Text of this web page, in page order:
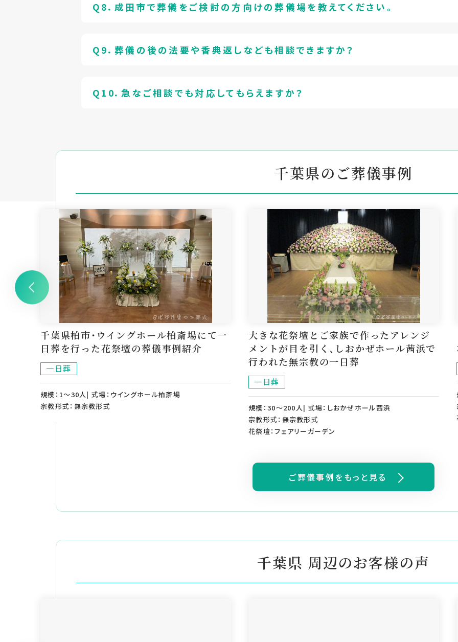
Q8．成田市で葬儀をご検討の方向けの葬儀場を教えてください。
Q9．葬儀の後の法要や香典返しなども相談できますか？
Q10．急なご相談でも対応してもらえますか？
千葉県のご葬儀事例
千葉県柏市・ウイングホール柏斎場にて一
日葬を行った花祭壇の葬儀事例紹介
一日葬
規模：1～30人| 式場：ウイングホール柏斎場
宗教形式：無宗教形式
大きな花祭壇とご家族で作ったアレンジ
メントが目を引く、しおかぜホール茜浜で
行われた無宗教の一日葬
一日葬
規模：30～200人| 式場：しおかぜホール茜浜
宗教形式：無宗教形式
花祭壇：フェアリーガーデン
ご葬儀事例をもっと見る
千葉県 周辺のお客様の声